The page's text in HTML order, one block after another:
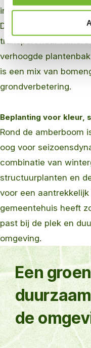
indrukwekkende
De boom, circa
transport naar Almere
verhoogde
is een mix van
grondverbetering.
Beplanting voor kleur,
Rond de amberboom
oog voor
combinatie van
structuurplanten en
voor een
gemeentehuis heeft
past bij de plek en
omgeving.
Een
de